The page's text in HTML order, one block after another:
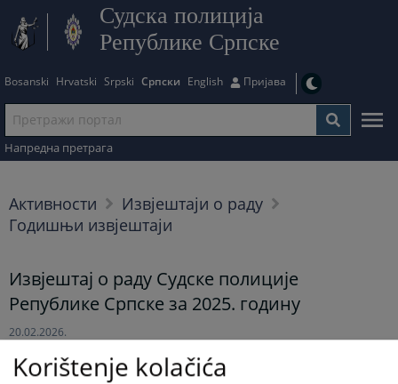
Судска полиција
Републике Српске
Bosanski Hrvatski Srpski Српски English Пријава
Напредна претрага
Активности
Извјештаји о раду
Годишњи извјештаји
Извјештај о раду Судске полиције
Републике Српске за 2025. годину
20.02.2026.
Korištenje kolačića